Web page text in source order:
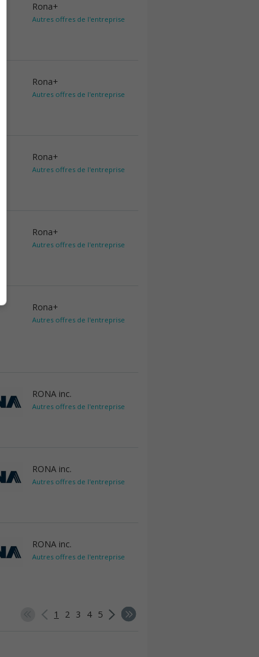
Rona+
Autres offres de l'entreprise
Rona+
Autres offres de l'entreprise
Rona+
Autres offres de l'entreprise
Rona+
Autres offres de l'entreprise
Rona+
Autres offres de l'entreprise
RONA inc.
Autres offres de l'entreprise
RONA inc.
Autres offres de l'entreprise
RONA inc.
Autres offres de l'entreprise
1 2 3 4 5